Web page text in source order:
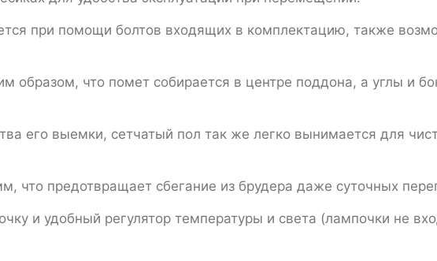
при помощи болтов входящих в комплектацию, также
образом, что помет собирается в центре поддона, а углы и
его выемки, сетчатый пол так же легко вынимается для
что предотвращает сбегание из брудера даже суточных
и удобный регулятор температуры и света (лампочки не